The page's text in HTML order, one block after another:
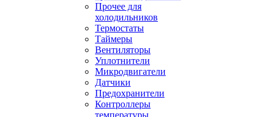
Прочее для
холодильников
Термостаты
Таймеры
Вентиляторы
Уплотнители
Микродвигатели
Датчики
Предохранители
Контроллеры
температуры